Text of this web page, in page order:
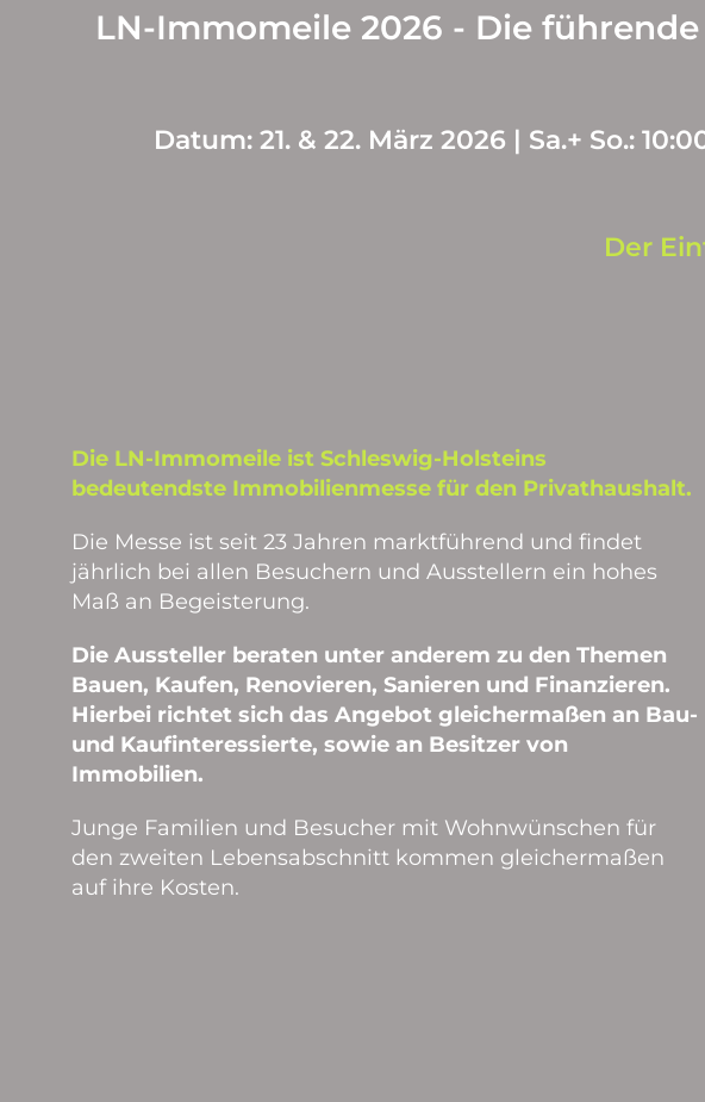
LN-Immomeile 2026 - Die
Datum: 21. & 22. März 2026 | Sa.+ So.:
Der
Die LN-Immomeile ist Schleswig-Holsteins
bedeutendste Immobilienmesse für den Privathaushalt.
Die Messe ist seit 23 Jahren marktführend und findet
jährlich bei allen Besuchern und Ausstellern ein hohes
Maß an Begeisterung.
Die Aussteller beraten unter anderem zu den Themen
Bauen, Kaufen, Renovieren, Sanieren und Finanzieren.
Hierbei richtet sich das Angebot gleichermaßen an Bau-
und Kaufinteressierte, sowie an Besitzer von
Immobilien.
Junge Familien und Besucher mit Wohnwünschen für
den zweiten Lebensabschnitt kommen gleichermaßen
auf ihre Kosten.